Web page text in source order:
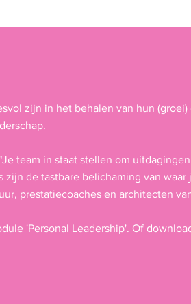
zijn in het behalen van hun
team in staat stellen om
zijn de tastbare belichaming van
prestatiecoaches en architecten
'Personal Leadership'. ​Of